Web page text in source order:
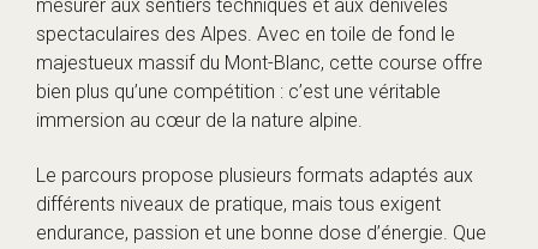
mesurer aux sentiers techniques et aux dénivelés
spectaculaires des Alpes. Avec en toile de fond le
majestueux massif du Mont-Blanc, cette course offre
bien plus qu’une compétition : c’est une véritable
immersion au cœur de la nature alpine.
Le parcours propose plusieurs formats adaptés aux
différents niveaux de pratique, mais tous exigent
endurance, passion et une bonne dose d’énergie. Que